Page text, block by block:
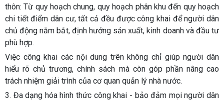
thôn: Từ quy hoạch chung, quy hoạch phân khu đến quy hoạch
chi tiết điểm dân cư, tất cả đều được công khai để người dân
chủ động nắm bắt, định hướng sản xuất, kinh doanh và đầu tư
phù hợp.
Việc công khai các nội dung trên không chỉ giúp người dân
hiểu rõ chủ trương, chính sách mà còn góp phần nâng cao
trách nhiệm giải trình của cơ quan quản lý nhà nước.
3. Đa dạng hóa hình thức công khai - bảo đảm mọi người dân